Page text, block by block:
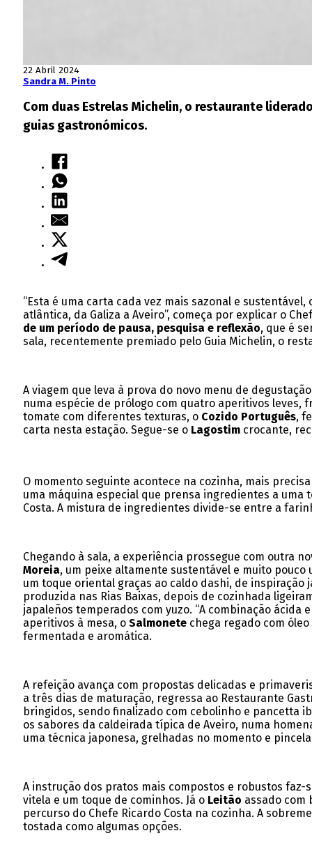
22 Abril 2024
Sandra M. Pinto
Com duas Estrelas Michelin, o restaurante
guias gastronómicos.
“Esta é uma carta cada vez mais sazonal e
atlântica, da Galiza a Aveiro”, começa por explicar o
de um período de pausa, pesquisa e reflexão, que é
sala, recentemente premiado pelo Guia Michelin, o
A viagem que leva à prova do novo menu de
numa espécie de prólogo com quatro aperitivos leves,
tomate com diferentes texturas, o Cozido Português,
carta nesta estação. Segue-se o Lagostim crocante,
O momento seguinte acontece na cozinha, mais
uma máquina especial que prensa ingredientes a
Costa. A mistura de ingredientes divide-se entre a
Chegando à sala, a experiência prossegue com outra
Moreia, um peixe altamente sustentável e muito
um toque oriental graças ao caldo dashi, de
produzida nas Rias Baixas, depois de cozinhada
japaleños temperados com yuzo. “A combinação
aperitivos à mesa, oSalmonete chega regado com
fermentada e aromática.
A refeição avança com propostas delicadas e
a três dias de maturação, regressa ao Restaurante
bringidos, sendo finalizado com cebolinho e pancetta
os sabores da caldeirada típica de Aveiro, numa
uma técnica japonesa, grelhadas no momento e
A instrução dos pratos mais compostos e robustos faz-
vitela e um toque de cominhos. Já o Leitão assado com
percurso do Chefe Ricardo Costa na cozinha. A
tostada como algumas opções.